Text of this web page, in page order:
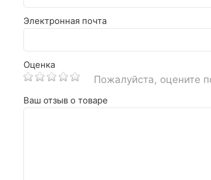
Электронная почта
Оценка
Пожалуйста, оцените
Ваш отзыв о товаре